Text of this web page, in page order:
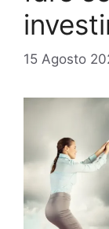
15 Agosto